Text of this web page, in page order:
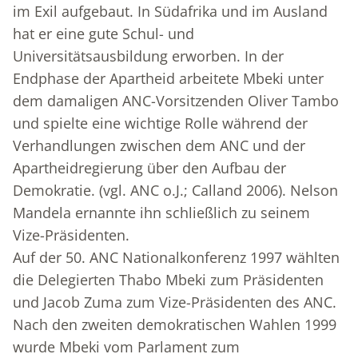
im Exil aufgebaut. In Südafrika und im Ausland
hat er eine gute Schul- und
Universitätsausbildung erworben. In der
Endphase der Apartheid arbeitete Mbeki unter
dem damaligen ANC-Vorsitzenden Oliver Tambo
und spielte eine wichtige Rolle während der
Verhandlungen zwischen dem ANC und der
Apartheidregierung über den Aufbau der
Demokratie. (vgl. ANC o.J.; Calland 2006). Nelson
Mandela ernannte ihn schließlich zu seinem
Vize-Präsidenten.
Auf der 50. ANC Nationalkonferenz 1997 wählten
die Delegierten Thabo Mbeki zum Präsidenten
und Jacob Zuma zum Vize-Präsidenten des ANC.
Nach den zweiten demokratischen Wahlen 1999
wurde Mbeki vom Parlament zum